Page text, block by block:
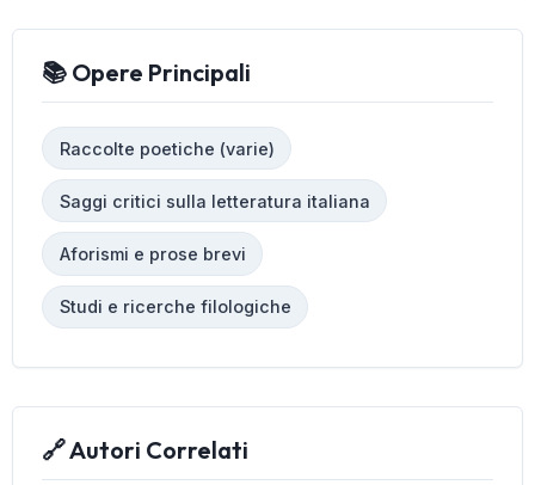
📚 Opere Principali
Raccolte poetiche (varie)
Saggi critici sulla letteratura italiana
Aforismi e prose brevi
Studi e ricerche filologiche
🔗 Autori Correlati